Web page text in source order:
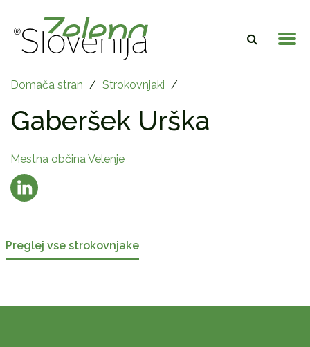
Domača stran / Strokovnjaki /
Gaberšek Urška
Mestna občina Velenje
Preglej vse strokovnjake